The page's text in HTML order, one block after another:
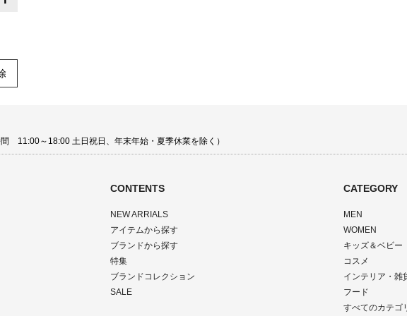
間 11:00～18:00 土日祝日、年末年始・夏季休業を除く）
CONTENTS
NEW ARRIALS
アイテムから探す
ブランドから探す
特集
ブランドコレクション
SALE
CATEGORY
MEN
WOMEN
キッズ＆ベビー
コスメ
インテリア・雑
フード
すべてのカテゴ